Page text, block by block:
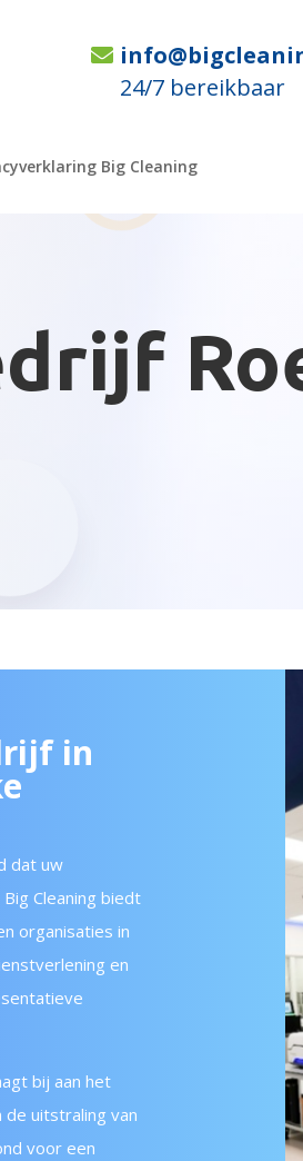
24/7 bereikbaar
Big Cleaning
in
dat uw
Cleaning biedt
organisaties in
en
bij aan het
uitstraling van
voor een